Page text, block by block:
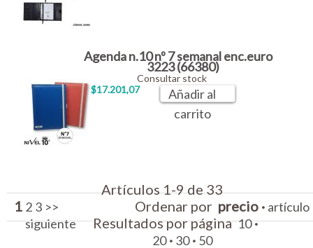
Agenda n.10 nº 7 semanal enc.euro
3223 (66380)
$17.201,07
Consultar stock
Añadir al
carrito
Artículos 1-9 de 33
1 2 3 >>
siguiente
Ordenar por precio · artículo
Resultados por página10·
20 · 30 · 50